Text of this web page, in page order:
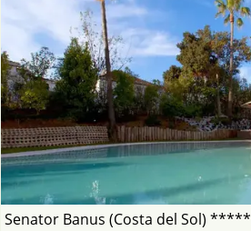
Senator Banus (Costa del Sol) *****